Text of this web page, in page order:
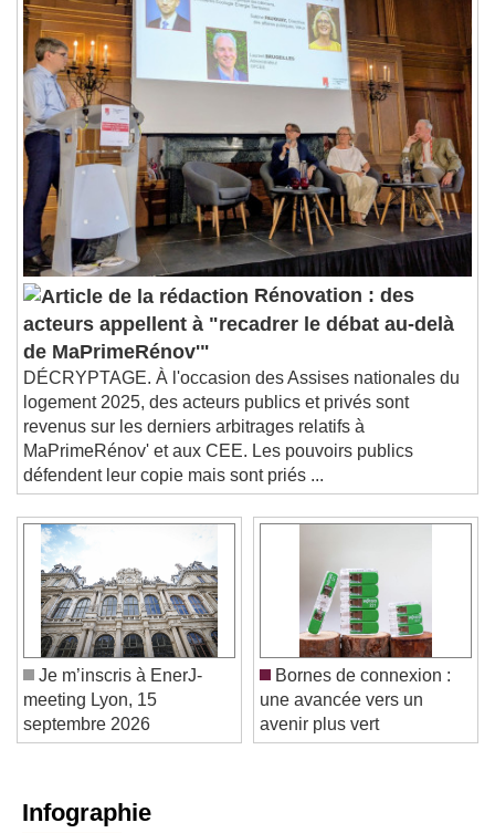
Rénovation : des
acteurs appellent à "recadrer le débat au-delà
de MaPrimeRénov'"
DÉCRYPTAGE. À l'occasion des Assises nationales du
logement 2025, des acteurs publics et privés sont
revenus sur les derniers arbitrages relatifs à
MaPrimeRénov' et aux CEE. Les pouvoirs publics
défendent leur copie mais sont priés ...
Je m’inscris à EnerJ-
meeting Lyon, 15
septembre 2026
Bornes de connexion :
une avancée vers un
avenir plus vert